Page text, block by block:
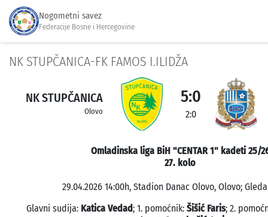
Nogometni savez
Federacije Bosne i Hercegovine
NK STUPČANICA-FK FAMOS I.ILIDŽA
NK STUPČANICA
Olovo
5:0
2:0
Omladinska liga BiH "CENTAR 1" kadeti 25/
27. kolo
29.04.2026 14:00h, Stadion Danac Olovo, Olovo;
Glavni sudija: Katica Vedad; 1. pomoćnik: Šišić Faris; 2.